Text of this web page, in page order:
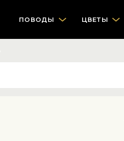
ПОВОДЫ ЦВЕТЫ